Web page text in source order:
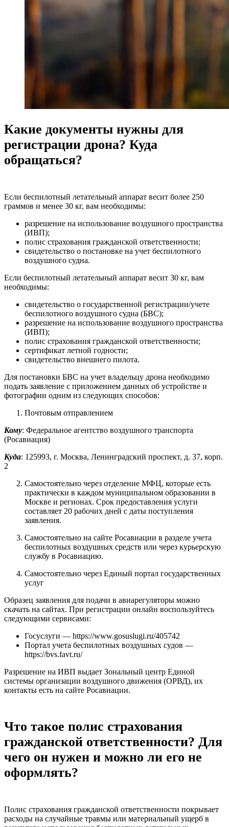
Какие документы нужны для
регистрации дрона? Куда
обращаться?
Если беспилотный летательный аппарат весит более 250
граммов и менее 30 кг, вам необходимы:
разрешение на использование воздушного пространства
(ИВП);
полис страхования гражданской ответственности;
свидетельство о постановке на учет беспилотного
воздушного судна.
Если беспилотный летательный аппарат весит 30 кг, вам
необходимы:
свидетельство о государственной регистрации/учете
беспилотного воздушного судна (БВС);
разрешение на использование воздушного пространства
(ИВП);
полис страхования гражданской ответственности;
сертификат летной годности;
свидетельство внешнего пилота.
Для постановки БВС на учет владельцу дрона необходимо
подать заявление с приложением данных об устройстве и
фотографии одним из следующих способов:
Почтовым отправлением
Кому: Федеральное агентство воздушного транспорта
(Росавиация)
Куда: 125993, г. Москва, Ленинградский проспект, д. 37, корп.
2
Самостоятельно через отделение МФЦ, которые есть
практически в каждом муниципальном образовании в
Москве и регионах. Срок предоставления услуги
составляет 20 рабочих дней с даты поступления
заявления.
Самостоятельно на сайте Росавиации в разделе учета
беспилотных воздушных средств или через курьерскую
службу в Росавиацию.
Самостоятельно через Единый портал государственных
услуг
Образец заявления для подачи в авиарегуляторы можно
скачать на сайтах. При регистрации онлайн воспользуйтесь
следующими сервисами:
Госуслуги — https://www.gosuslugi.ru/405742
Портал учета беспилотных воздушных судов —
https://bvs.favt.ru/
Разрешение на ИВП выдает Зональный центр Единой
системы организации воздушного движения (ОРВД), их
контакты есть на сайте Росавиации.
Что такое полис страхования
гражданской ответственности? Для
чего он нужен и можно ли его не
оформлять?
Полис страхования гражданской ответственности покрывает
расходы на случайные травмы или материальный ущерб в